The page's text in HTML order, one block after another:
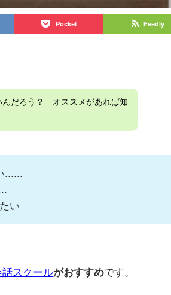
Pocket Feedly
んだろう？ オススメがあれば知
い
スクールがおすすめです。